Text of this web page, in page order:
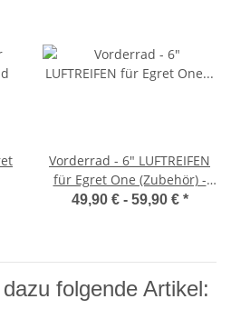
Vorderrad - 6" LUFTREIFEN
für Egret One (Zubehör) -
NICHT FÜR EGRET EIGHT &
49,90 € - 59,90 € *
folgende Artikel: